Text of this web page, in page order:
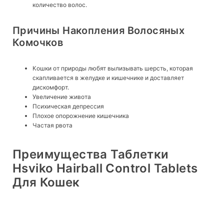
количество волос.
Причины Накопления Волосяных
Комочков
Кошки от природы любят вылизывать шерсть, которая
скапливается в желудке и кишечнике и доставляет
дискомфорт.
Увеличение живота
Психическая депрессия
Плохое опорожнение кишечника
Частая рвота
Преимущества Таблетки
Hsviko Hairball Control Tablets
Для Кошек